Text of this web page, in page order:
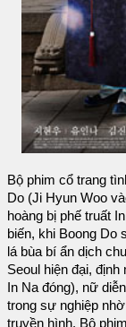
Bộ phim cổ trang
Do (Ji Hyun Woo
hoàng bị phế truất
biến, khi Boong Do
lá bùa bí ẩn dịch
Seoul hiện đại,
In Na đóng), nữ
trong sự nghiệp
truyền hình. Bộ